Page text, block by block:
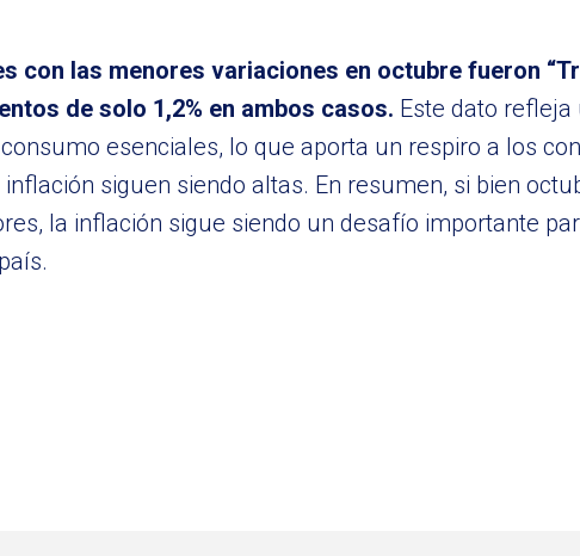
con las menores variaciones en octubre fueron
de solo 1,2% en ambos casos. Este dato refleja
esenciales, lo que aporta un respiro a los
siguen siendo altas. En resumen, si bien
la inflación sigue siendo un desafío importante